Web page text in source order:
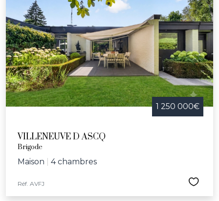
1 250 000€
VILLENEUVE D ASCQ
Brigode
Maison 4 chambres
Réf. AVFJ